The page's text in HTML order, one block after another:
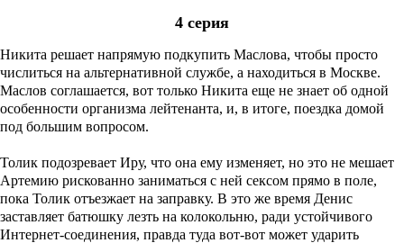
4 серия
Никита решает напрямую подкупить Маслова, чтобы просто
числиться на альтернативной службе, а находиться в Москве.
Маслов соглашается, вот только Никита еще не знает об одной
особенности организма лейтенанта, и, в итоге, поездка домой
под большим вопросом.
Толик подозревает Иру, что она ему изменяет, но это не мешает
Артемию рискованно заниматься с ней сексом прямо в поле,
пока Толик отъезжает на заправку. В это же время Денис
заставляет батюшку лезть на колокольню, ради устойчивого
Интернет-соединения, правда туда вот-вот может ударить